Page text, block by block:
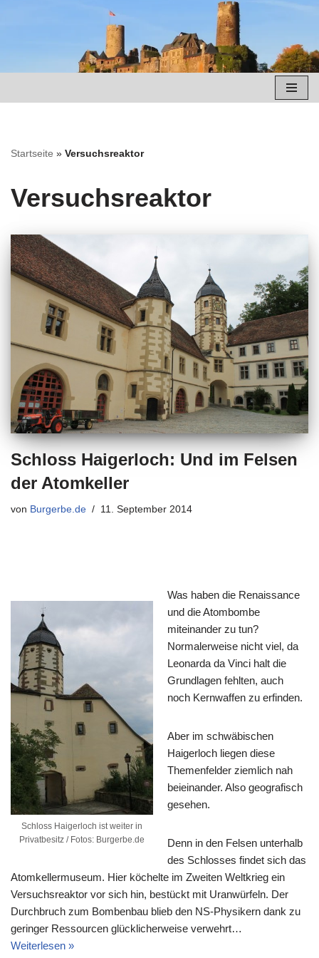
springen
Startseite » Versuchsreaktor
Versuchsreaktor
Schloss Haigerloch: Und im Felsen
der Atomkeller
von Burgerbe.de 11. September 2014
Schloss Haigerloch ist weiter in
Privatbesitz / Fotos: Burgerbe.de
Was haben die Renaissance
und die Atombombe
miteinander zu tun?
Normalerweise nicht viel, da
Leonarda da Vinci halt die
Grundlagen fehlten, auch
noch Kernwaffen zu erfinden.
Aber im schwäbischen
Haigerloch liegen diese
Themenfelder ziemlich nah
beieinander. Also geografisch
gesehen.
Denn in den Felsen unterhalb
des Schlosses findet sich das
Atomkellermuseum. Hier köchelte im Zweiten Weltkrieg ein
Versuchsreaktor vor sich hin, bestückt mit Uranwürfeln. Der
Durchbruch zum Bombenbau blieb den NS-Physikern dank zu
geringer Ressourcen glücklicherweise verwehrt…
Weiterlesen »